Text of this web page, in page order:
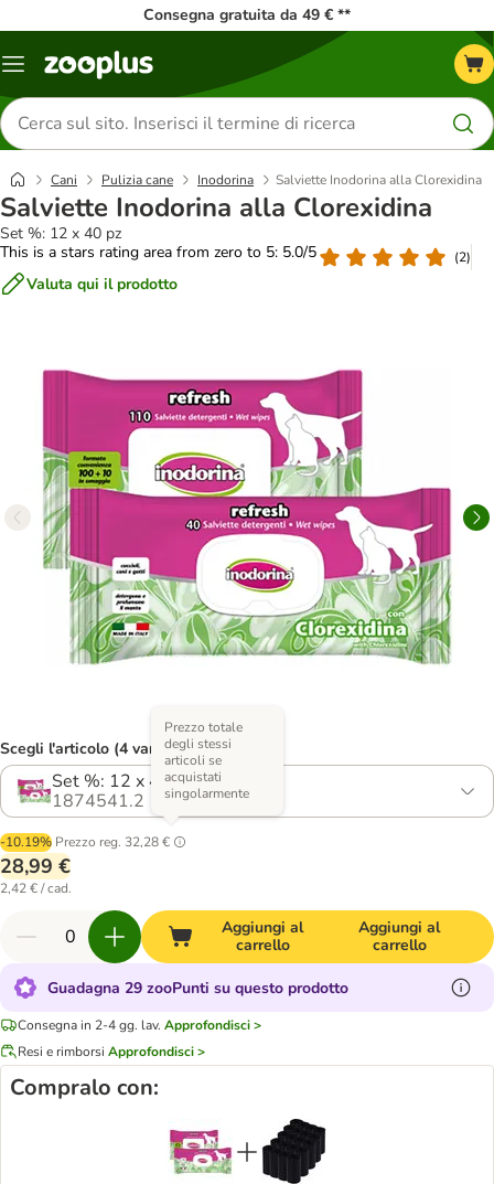
Consegna gratuita da 49 € **
Overview
Cerca
prodotti
Cani Pulizia cane Inodorina Salviette Inodorina alla Clorexidina
Salviette Inodorina alla Clorexidina
Set %: 12 x 40 pz
This is a stars rating area from zero to 5: 5.0/5
(2)
Valuta qui il prodotto
Scegli l'articolo (4 varianti)
Set %: 12 x 40 pz
1874541.2
-10.19% Prezzo reg. 32,28 €
Prezzo totale
degli stessi
articoli se
acquistati
singolarmente
28,99 €
2,42 € / cad.
Aggiungi al
carrello
Aggiungi al
carrello
Guadagna 29 zooPunti su questo prodotto
Consegna in 2-4 gg. lav. Approfondisci >
Resi e rimborsi Approfondisci >
Compralo con: